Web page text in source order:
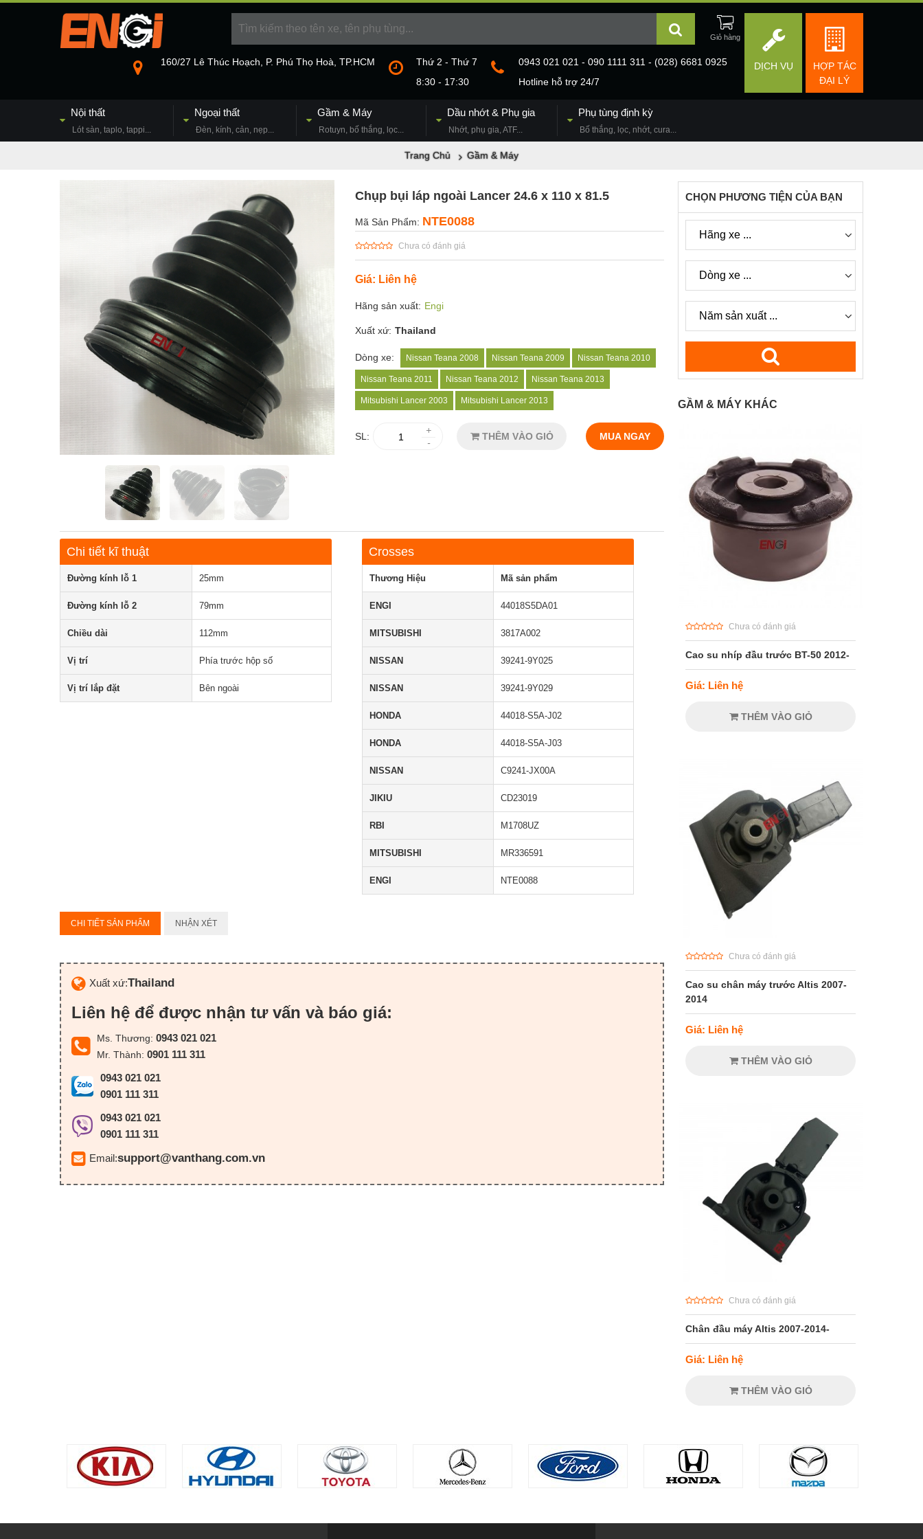
HỢP TÁC
ĐẠI LÝ
DỊCH VỤ
160/27 Lê Thúc Hoạch, P. Phú Thọ Hoà, TP.HCM
Thứ 2 - Thứ 7
8:30 - 17:30
0943 021 021 - 090 1111 311 - (028) 6681 0925
Hotline hỗ trợ 24/7
Nội thất
Lót sàn, taplo, tappi...
Ngoại thất
Đèn, kính, cản, nẹp...
Gầm & Máy
Rotuyn, bố thắng, lọc...
Dầu nhớt & Phụ gia
Nhớt, phụ gia, ATF...
Phụ tùng định kỳ
Bố thắng, lọc, nhớt, cura...
Trang Chủ Gầm & Máy
Chụp bụi láp ngoài Lancer 24.6 x 110 x 81.5
Mã Sản Phẩm: NTE0088
Chưa có đánh giá
Giá: Liên hệ
Hãng sản xuất: Engi
Xuất xứ: Thailand
Dòng xe: Nissan Teana 2008 Nissan Teana 2009 Nissan Teana 2010
Nissan Teana 2011 Nissan Teana 2012 Nissan Teana 2013
Mitsubishi Lancer 2003 Mitsubishi Lancer 2013
SL:
+
-
THÊM VÀO GIỎ MUA NGAY
Chi tiết kĩ thuật
Đường kính lỗ 1 25mm
Đường kính lỗ 2 79mm
Chiều dài 112mm
Vị trí Phía trước hộp số
Vị trí lắp đặt Bên ngoài
Crosses
Thương Hiệu Mã sản phẩm
ENGI 44018S5DA01
MITSUBISHI 3817A002
NISSAN 39241-9Y025
NISSAN 39241-9Y029
HONDA 44018-S5A-J02
HONDA 44018-S5A-J03
NISSAN C9241-JX00A
JIKIU CD23019
RBI M1708UZ
MITSUBISHI MR336591
ENGI NTE0088
CHI TIẾT SẢN PHẨM NHẬN XÉT
Xuất xứ:Thailand
Liên hệ để được nhận tư vấn và báo giá:
Ms. Thương: 0943 021 021
Mr. Thành: 0901 111 311
0943 021 021
0901 111 311
0943 021 021
0901 111 311
Email:support@vanthang.com.vn
CHỌN PHƯƠNG TIỆN CỦA BẠN
GẦM & MÁY KHÁC
Chưa có đánh giá
Cao su nhíp đầu trước BT-50 2012-
Giá: Liên hệ
THÊM VÀO GIỎ
Chưa có đánh giá
Cao su chân máy trước Altis 2007-
2014
Giá: Liên hệ
THÊM VÀO GIỎ
Chưa có đánh giá
Chân đầu máy Altis 2007-2014-
Giá: Liên hệ
THÊM VÀO GIỎ